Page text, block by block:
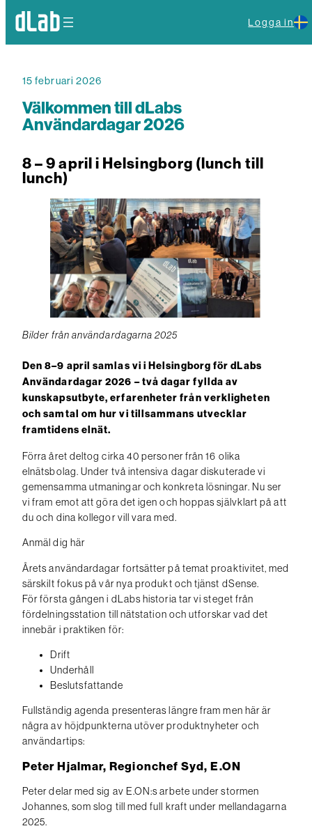
Logga in
15 februari 2026
Välkommen till dLabs
Användardagar 2026
8 – 9 april i Helsingborg (lunch till
lunch)
Bilder från användardagarna 2025
Den 8–9 april samlas vi i Helsingborg för dLabs
Användardagar 2026 – två dagar fyllda av
kunskapsutbyte, erfarenheter från verkligheten
och samtal om hur vi tillsammans utvecklar
framtidens elnät.
Förra året deltog cirka 40 personer från 16 olika
elnätsbolag. Under två intensiva dagar diskuterade vi
gemensamma utmaningar och konkreta lösningar. Nu ser
vi fram emot att göra det igen och hoppas självklart på att
du och dina kollegor vill vara med.
Anmäl dig här
Årets användardagar fortsätter på temat proaktivitet, med
särskilt fokus på vår nya produkt och tjänst dSense.
För första gången i dLabs historia tar vi steget från
fördelningsstation till nätstation och utforskar vad det
innebär i praktiken för:
Drift
Underhåll
Beslutsfattande
Fullständig agenda presenteras längre fram men här är
några av höjdpunkterna utöver produktnyheter och
användartips:
Peter Hjalmar, Regionchef Syd, E.ON
Peter delar med sig av E.ON:s arbete under stormen
Johannes, som slog till med full kraft under mellandagarna
2025.